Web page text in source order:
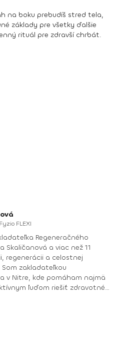
na boku prebudíš stred tela,
základy pre všetky ďalšie
rituál pre zdravší chrbát.
FLEXI
Regeneračného
regenerácii a celostnej
zakladateľkou
v Nitre, kde pomáham najmä
ľuďom riešiť zdravotné
a zlepšovať výkonnosť.
prepojené. Preto
zvládať tlak, stres a